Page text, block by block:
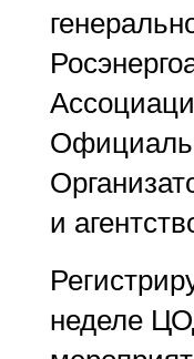
и
неделе